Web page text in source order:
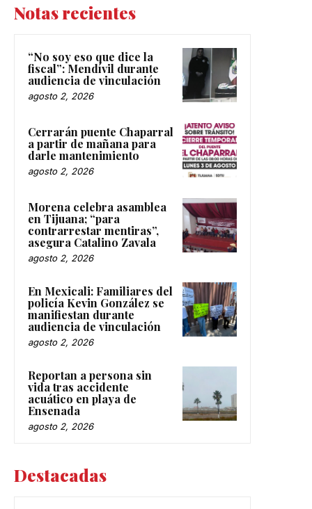
Notas recientes
“No soy eso que dice la
fiscal”: Mendívil durante
audiencia de vinculación
agosto 2, 2026
Cerrarán puente Chaparral
a partir de mañana para
darle mantenimiento
agosto 2, 2026
Morena celebra asamblea
en Tijuana; “para
contrarrestar mentiras”,
asegura Catalino Zavala
agosto 2, 2026
En Mexicali: Familiares del
policía Kevin González se
manifiestan durante
audiencia de vinculación
agosto 2, 2026
Reportan a persona sin
vida tras accidente
acuático en playa de
Ensenada
agosto 2, 2026
Destacadas